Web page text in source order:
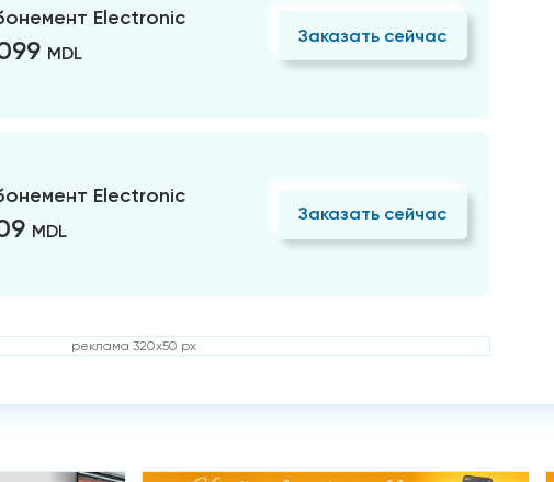
Electronic
MDL
Заказать сейчас
Electronic
MDL
Заказать сейчас
реклама 320x50 px